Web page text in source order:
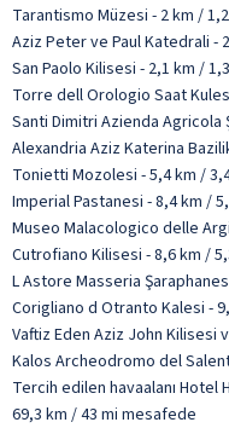
Tarantismo Müzesi - 2 km /
Aziz Peter ve Paul Katedrali -
San Paolo Kilisesi - 2,1 km /
Torre dell Orologio Saat
Santi Dimitri Azienda Agricola
Alexandria Aziz Katerina
Tonietti Mozolesi - 5,4 km /
Imperial Pastanesi - 8,4 km /
Museo Malacologico delle
Cutrofiano Kilisesi - 8,6 km /
L Astore Masseria
Corigliano d Otranto Kalesi -
Vaftiz Eden Aziz John Kilisesi
Kalos Archeodromo del
Tercih edilen havaalanı Hotel
69,3 km / 43 mi mesafede